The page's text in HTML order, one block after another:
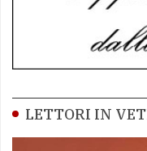
LETTORI IN